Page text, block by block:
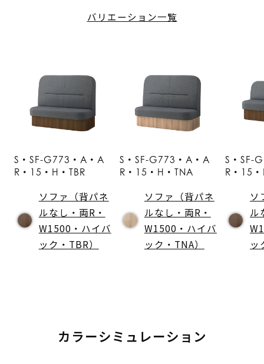
バリエーション一覧
S・SF-G773・A・A
R・15・H・TBR
ソファ（背パネ
ルなし・両R・
W1500・ハイバ
ック・TBR）
S・SF-G773・A・A
R・15・H・TNA
ソファ（背パネ
ルなし・両R・
W1500・ハイバ
ック・TNA）
S・SF-
R・15・
ソ
ル
ッ
カラーシミュレーション